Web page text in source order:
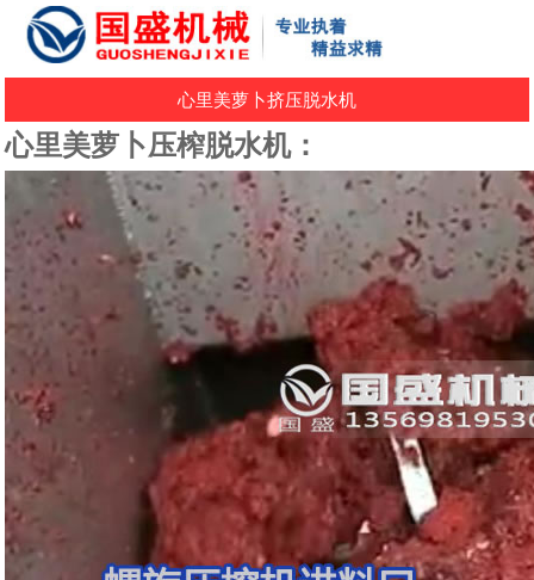
心里美萝卜挤压脱水机
心里美萝卜压榨脱水机：